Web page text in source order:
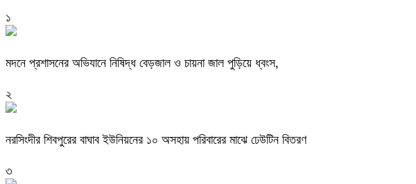
১
মদনে প্রশাসনের অভিযানে নিষিদ্ধ বেড়জাল ও চায়না জাল পুড়িয়ে ধ্বংস,
২
নরসিংদীর শিবপুরের বাঘাব ইউনিয়নের ১০ অসহায় পরিবারের মাঝে ঢেউটিন বিতরণ
৩